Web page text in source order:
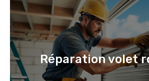
Réparation volet